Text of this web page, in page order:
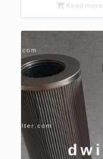
Read more